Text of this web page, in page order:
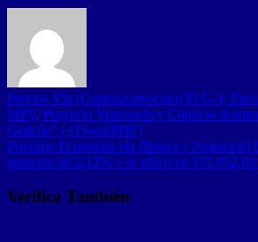
Previos Vía (Contrapunto/com) El G-4,
MPV, Proyecto Venezuela y Copei se
Gedeón” (+Tweet/PDF)
Proximo Economía vía (Banca y Negocios)
aumento de 2,12% y se ubicó en
Verifica También